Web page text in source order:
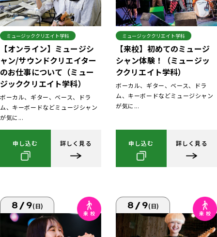
ミュージッククリエイト学科
【オンライン】ミュージシ
ャン/サウンドクリエイター
のお仕事について（ミュー
ジッククリエイト学科）
ボーカル、ギター、ベース、ドラ
ム、キーボードなどミュージシャン
が気に...
申し込む 詳しく見る
ミュージッククリエイト学科
【来校】初めてのミュージ
シャン体験！（ミュージッ
ククリエイト学科）
ボーカル、ギター、ベース、ドラ
ム、キーボードなどミュージシャン
が気に...
申し込む 詳しく見る
8/9(日) 8/9(日)